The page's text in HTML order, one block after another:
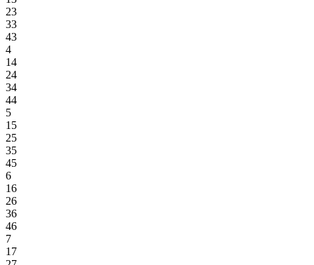
23
33
43
4
14
24
34
44
5
15
25
35
45
6
16
26
36
46
7
17